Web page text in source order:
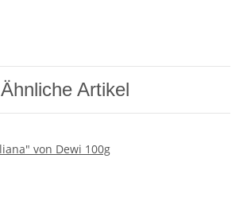
Ähnliche Artikel